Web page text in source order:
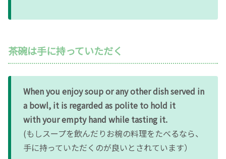
茶碗は手に持っていただく
When you enjoy soup or any other dish served in
a bowl, it is regarded as polite to hold it
with your empty hand while tasting it.
(もしスープを飲んだりお椀の料理をたべるなら、
手に持っていただくのが良いとされています）